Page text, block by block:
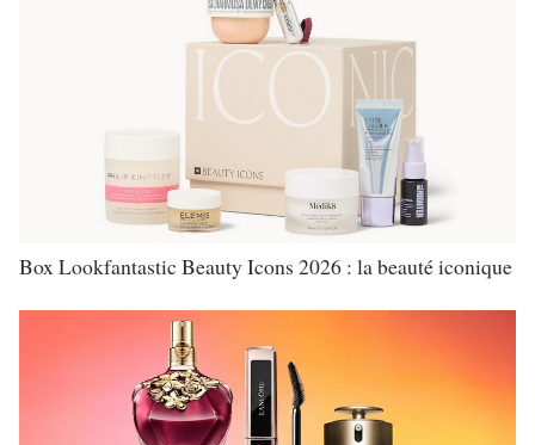
Box Lookfantastic Beauty Icons 2026 : la beauté iconique